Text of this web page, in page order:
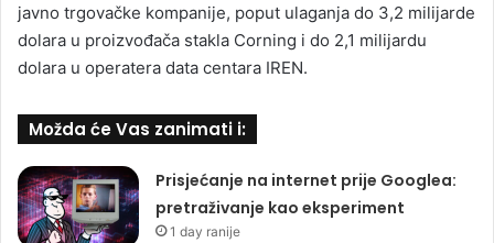
javno trgovačke kompanije, poput ulaganja do 3,2 milijarde
dolara u proizvođača stakla Corning i do 2,1 milijardu
dolara u operatera data centara IREN.
Možda će Vas zanimati i:
Prisjećanje na internet prije Googlea:
pretraživanje kao eksperiment
1 day ranije